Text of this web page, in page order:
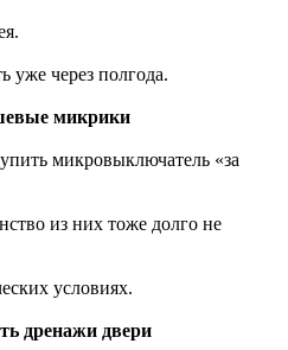
уже через полгода.
микрики
микровыключатель «за
из них тоже долго не
условиях.
дренажи двери